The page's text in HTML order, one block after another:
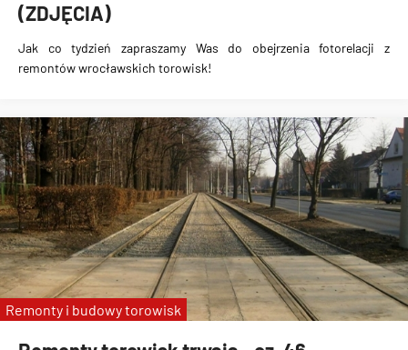
(ZDJĘCIA)
Jak co tydzień zapraszamy Was do obejrzenia fotorelacji z
remontów wrocławskich torowisk!
Remonty i budowy torowisk